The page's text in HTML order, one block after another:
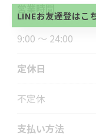
営業時間
9:00 ～ 24:00
定休日
不定休
支払い方法
方、不必要な方
い。
LINEお友達登はこ
LINEお友達登はこ